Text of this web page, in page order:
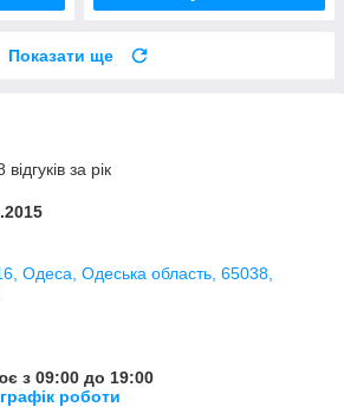
Показати ще
за рік
Одеса, Одеська область, 65038,
з 09:00 до 19:00
роботи